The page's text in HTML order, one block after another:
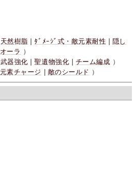
天然樹脂 |ﾀﾞﾒｰｼﾞ式・敵元素耐性
隠し
オーラ ）
武器強化 |聖遺物強化 チーム編成 ）
元素チャージ 敵のシールド ）